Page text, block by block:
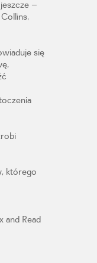
–
się
którego
and Read